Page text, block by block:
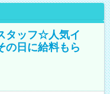
タッフ☆人気イ
の日に給料もら